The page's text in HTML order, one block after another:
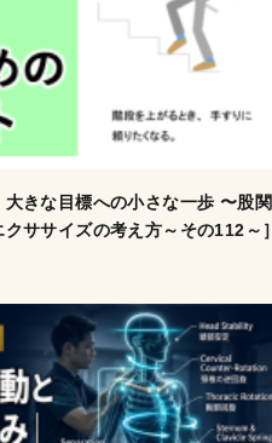
きな目標への小さな一歩 〜股
ササイズの考え方～その112～